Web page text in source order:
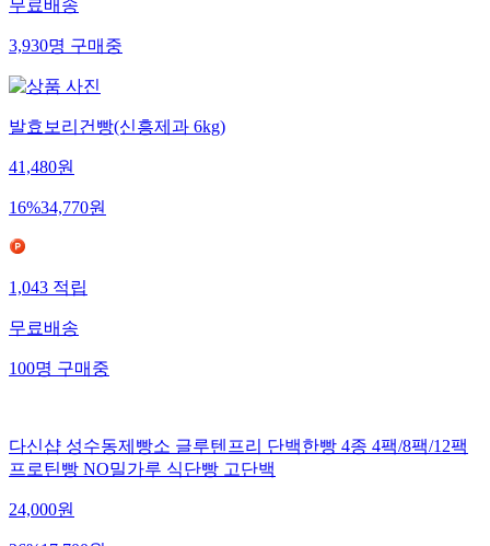
무료배송
3,930명구매중
발효보리건빵(신흥제과 6kg)
41,480원
16%34,770원
1,043적립
무료배송
100명구매중
다신샵 성수동제빵소 글루텐프리 단백한빵 4종 4팩/8팩/12팩
프로틴빵 NO밀가루 식단빵 고단백
24,000원